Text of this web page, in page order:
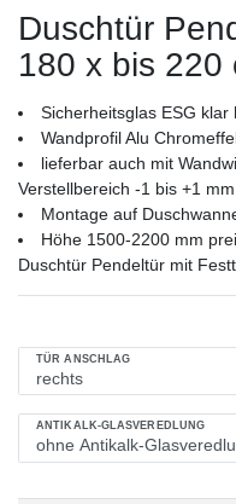
Duschtür
180 x bis 220
Sicherheitsglas ESG klar
Wandprofil Alu
lieferbar auch mit
Verstellbereich -1 bis +1 mm
Montage auf
Höhe 1500-2200 mm
Duschtür Pendeltür mit
TÜR ANSCHLAG
ANTIKALK-GLASVEREDLUNG